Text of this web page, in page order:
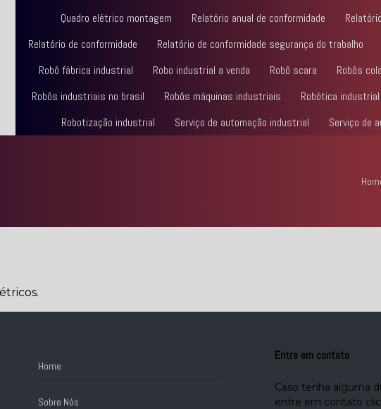
Quadro elétrico montagem
Relatório anual de conformidade
Relatório de conformidade
Relatório de conformidade segurança do trabalho
Robô fábrica industrial
Robo industrial a venda Robô scara Robôs
Robôs industriais no brasil
Robôs máquinas industriais Robótica industrial
Robotização industrial
Serviço de automação industrial Serviço de
Home
Sobre Nós
Entre em contato
Caso tenha alguma
entre em contato